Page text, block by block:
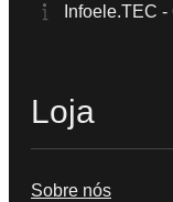
Infoele.TEC
Loja
Sobre nós